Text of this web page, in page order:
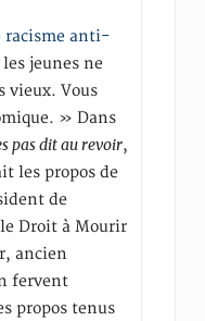
racisme anti-
jeunes ne
vieux. Vous
» Dans
pas dit au revoir,
les propos de
de
le Droit à Mourir
ancien
fervent
propos tenus